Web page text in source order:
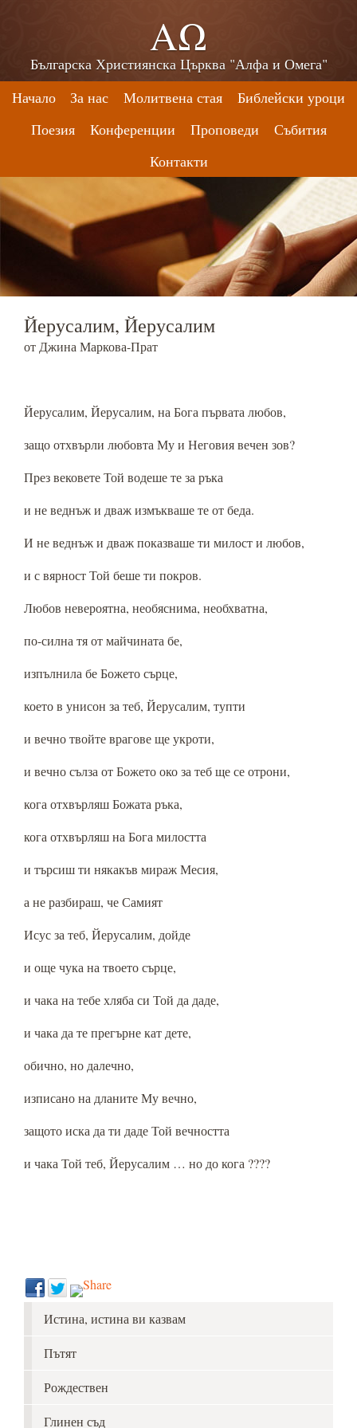
ΑΩ
Българска Християнска Църква "Алфа и Омега"
Начало
За нас Молитвена стая
Библейски уроци
Поезия
Конференции Проповеди
Събития
Контакти
Йерусалим, Йерусалим
от Джина Маркова-Прат
Йерусалим, Йерусалим, на Бога първата любов,
защо отхвърли любовта Му и Неговия вечен зов?
През вековете Той водеше те за ръка
и не веднъж и дваж измъкваше те от беда.
И не веднъж и дваж показваше ти милост и любов,
и с вярност Той беше ти покров.
Любов невероятна, необяснима, необхватна,
по-силна тя от майчината бе,
изпълнила бе Божето сърце,
което в унисон за теб, Йерусалим, тупти
и вечно твойте врагове ще укроти,
и вечно сълза от Божето око за теб ще се отрони,
кога отхвърляш Божата ръка,
кога отхвърляш на Бога милостта
и търсиш ти някакъв мираж Месия,
а не разбираш, че Самият
Исус за теб, Йерусалим, дойде
и още чука на твоето сърце,
и чака на тебе хляба си Той да даде,
и чака да те прегърне кат дете,
обично, но далечно,
изписано на дланите Му вечно,
защото иска да ти даде Той вечността
и чака Той теб, Йерусалим … но до кога ????
Истина, истина ви казвам
Пътят
Рождествен
Глинен съд